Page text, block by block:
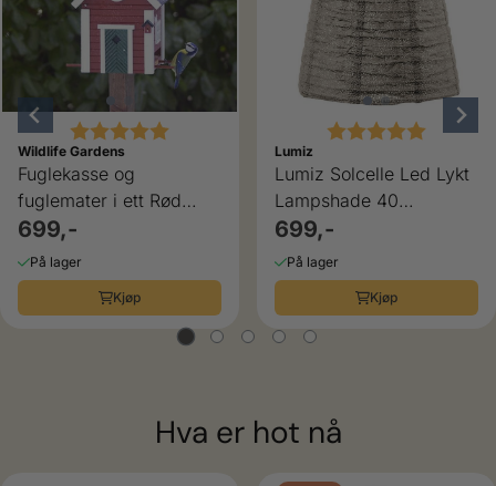
Karakter:
Wildlife Gardens
Fuglekasse og
fuglemater i ett Rød
Stue Wildlife Garden
699,-
På lager
Kjøp
Karakter: 5.0 av
Lumiz
Lumiz Solcelle Led Lykt
Lampshade 40
Marrakesh Taupe
699,-
På lager
Kjøp
Hva er hot nå